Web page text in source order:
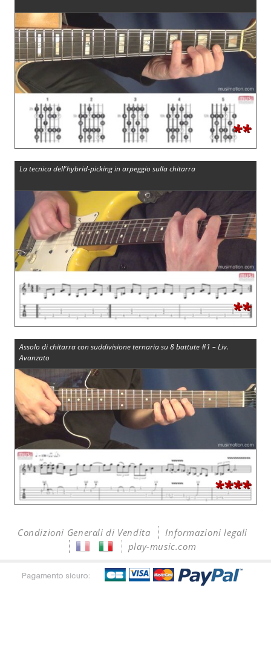
**
La tecnica dell'hybrid-picking in arpeggio sulla chitarra
**
Assolo di chitarra con suddivisione ternaria su 8 battute #1 – Liv.
Avanzato
****
Condizioni Generali di Vendita
Informazioni legali
play-music.com